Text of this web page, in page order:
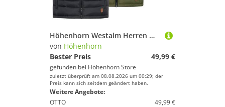
Höhenhorn Westalm Herren Weste Steppjacke Sportjacke 3XL Schwarz
von Höhenhorn
Bester Preis
49,99 €
gefunden bei Höhenhorn Store
zuletzt überprüft am 08.08.2026 um 00:29; der
Preis kann sich seitdem geändert haben.
Weitere Angebote:
OTTO
49,99 €